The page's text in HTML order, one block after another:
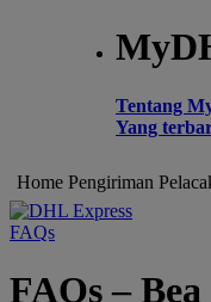
Tentang
Yang
Home Pengiriman
FAQs
FAQs –